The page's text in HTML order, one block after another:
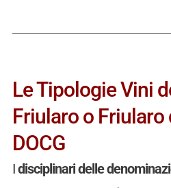
Le Tipologie Vini
Friularo o Friularo
DOCG
Idisciplinari delle